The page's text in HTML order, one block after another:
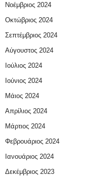
Νοέμβριος 2024
Οκτώβριος 2024
Σεπτέμβριος 2024
Αύγουστος 2024
Ιούλιος 2024
Ιούνιος 2024
Μάιος 2024
Απρίλιος 2024
Μάρτιος 2024
Φεβρουάριος 2024
Ιανουάριος 2024
Δεκέμβριος 2023